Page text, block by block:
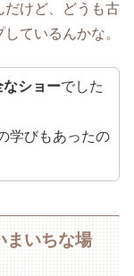
だけど、どうも古
ているんかな。
なショーでした
学びもあったの
まいちな場